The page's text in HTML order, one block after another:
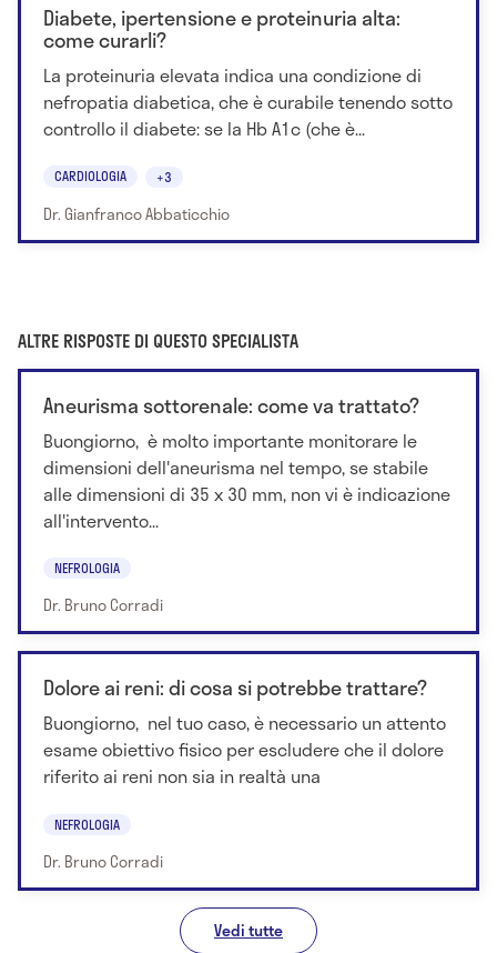
Diabete, ipertensione e proteinuria alta:
come curarli?
La proteinuria elevata indica una condizione di
nefropatia diabetica, che è curabile tenendo sotto
controllo il diabete: se la Hb A1c (che è...
CARDIOLOGIA +3
Dr. Gianfranco Abbaticchio
ALTRE RISPOSTE DI QUESTO SPECIALISTA
Aneurisma sottorenale: come va trattato?
Buongiorno, è molto importante monitorare le
dimensioni dell'aneurisma nel tempo, se stabile
alle dimensioni di 35 x 30 mm, non vi è indicazione
all'intervento...
NEFROLOGIA
Dr. Bruno Corradi
Dolore ai reni: di cosa si potrebbe trattare?
Buongiorno, nel tuo caso, è necessario un attento
esame obiettivo fisico per escludere che il dolore
riferito ai reni non sia in realtà una
NEFROLOGIA
Dr. Bruno Corradi
Vedi tutte